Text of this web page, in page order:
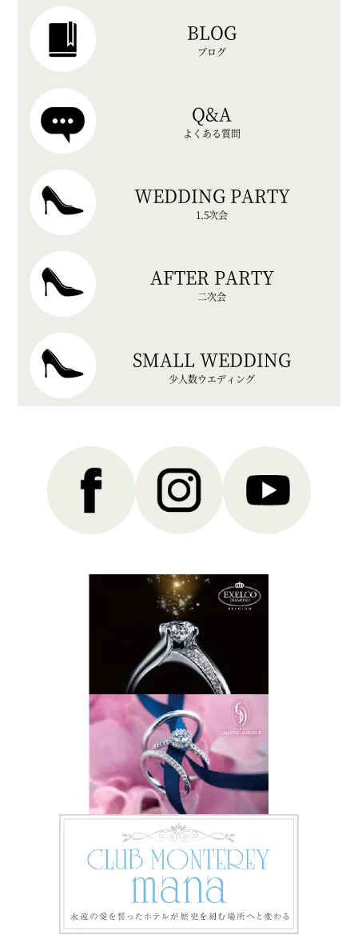
BLOG
ブログ
Q&A
よくある質問
WEDDING PARTY
1.5次会
AFTER PARTY
二次会
SMALL WEDDING
少人数ウエディング